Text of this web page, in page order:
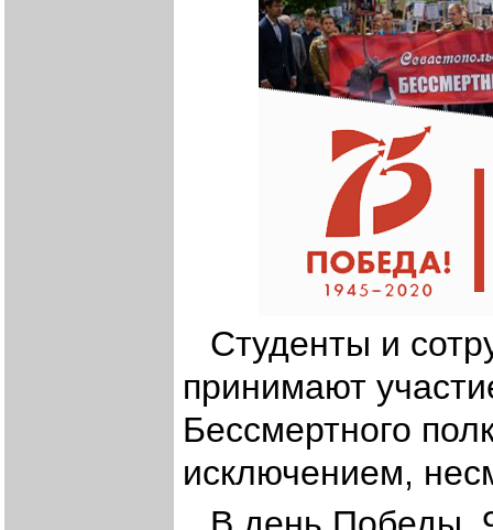
Студенты и
принимают
Бессмертного
исключением,